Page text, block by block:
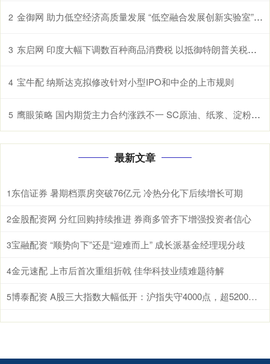
2 金御网 助力低空经济高质量发展 “低空融合发展创新实验室”在鄂揭牌
3 东启网 印度大幅下调数百种商品消费税 以抵御特朗普关税冲击
4 宝牛配 纳斯达克拟修改针对小型IPO和中企的上市规则
5 鹰眼策略 国内期货主力合约涨跌不一 SC原油、纸浆、淀粉、原木、棉花涨超1%
最新文章
1 东信证券 暑期档票房突破76亿元 冷热分化下后续增长可期
2金股配资网 分红回购持续推进 券商多管齐下增强投资者信心
3宝融配资 “顺势向下”还是“迎难而上” 成长派基金经理现分歧
4金元速配 上市后首次重组折戟 佳华科技业绩难题待解
5 博泰配资 A股三大指数大幅低开：沪指失守4000点，超5200股飘绿